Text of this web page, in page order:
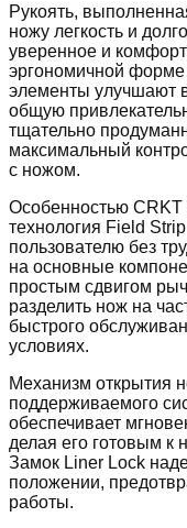
Рукоять,
ножу легкость и
уверенное и
эргономичной
элементы улучшают
общую
тщательно
максимальный
с ножом.
Особенностью CRKT
технология Field
пользователю без
на основные
простым сдвигом
разделить нож на
быстрого
условиях.
Механизм открытия
поддерживаемого
обеспечивает
делая его готовым к
Замок Liner Lock
положении,
работы.